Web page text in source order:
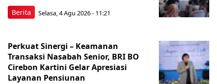
Berita Selasa, 4 Agu 2026 - 11:21
Perkuat Sinergi – Keamanan
Transaksi Nasabah Senior, BRI BO
Cirebon Kartini Gelar Apresiasi
Layanan Pensiunan